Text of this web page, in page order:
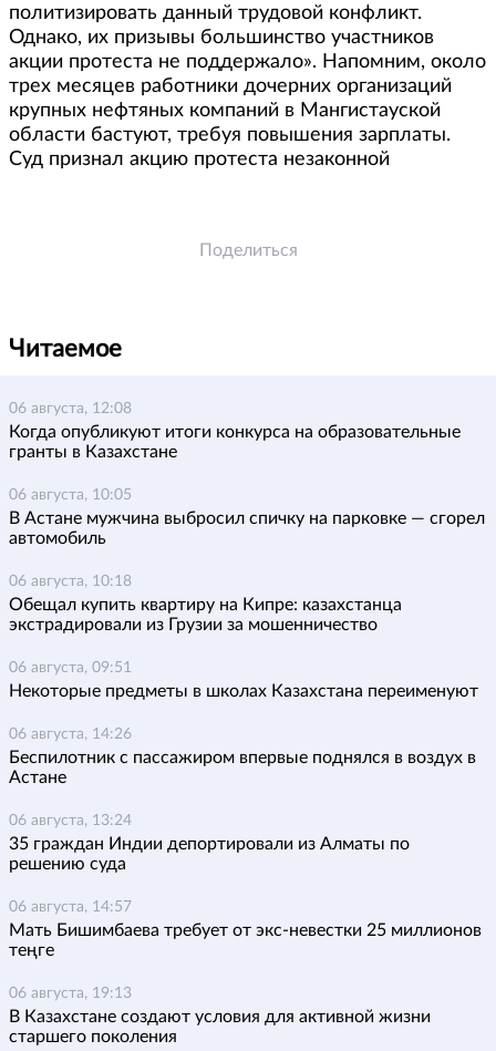
политизировать данный трудовой конфликт.
Однако, их призывы большинство участников
акции протеста не поддержало». Напомним, около
трех месяцев работники дочерних организаций
крупных нефтяных компаний в Мангистауской
области бастуют, требуя повышения зарплаты.
Суд признал акцию протеста незаконной
Поделиться
Читаемое
06 августа, 12:08
Когда опубликуют итоги конкурса на образовательные
гранты в Казахстане
06 августа, 10:05
В Астане мужчина выбросил спичку на парковке — сгорел
автомобиль
06 августа, 10:18
Обещал купить квартиру на Кипре: казахстанца
экстрадировали из Грузии за мошенничество
06 августа, 09:51
Некоторые предметы в школах Казахстана переименуют
06 августа, 14:26
Беспилотник с пассажиром впервые поднялся в воздух в
Астане
06 августа, 13:24
35 граждан Индии депортировали из Алматы по
решению суда
06 августа, 14:57
Мать Бишимбаева требует от экс-невестки 25 миллионов
теңге
06 августа, 19:13
В Казахстане создают условия для активной жизни
старшего поколения